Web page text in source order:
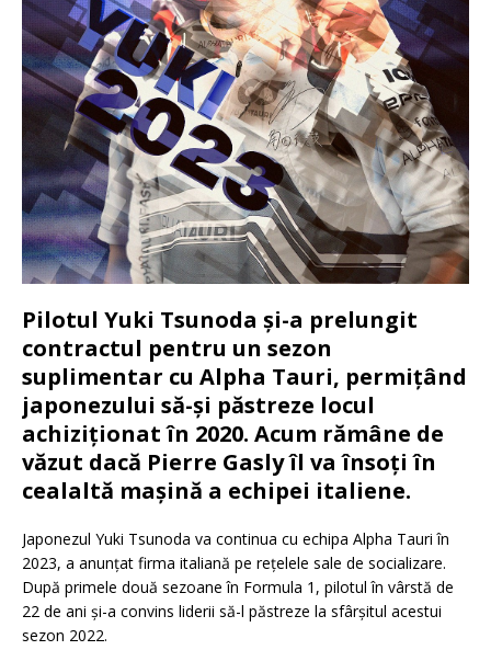
Pilotul Yuki Tsunoda și-a prelungit
contractul pentru un sezon
suplimentar cu Alpha Tauri, permițând
japonezului să-și păstreze locul
achiziționat în 2020. Acum rămâne de
văzut dacă Pierre Gasly îl va însoți în
cealaltă mașină a echipei italiene.
Japonezul Yuki Tsunoda va continua cu echipa Alpha Tauri în
2023, a anunțat firma italiană pe rețelele sale de socializare.
După primele două sezoane în Formula 1, pilotul în vârstă de
22 de ani și-a convins liderii să-l păstreze la sfârșitul acestui
sezon 2022.